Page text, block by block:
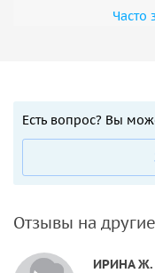
Часто
Есть вопрос? Вы
Отзывы на
ИРИНА Ж.